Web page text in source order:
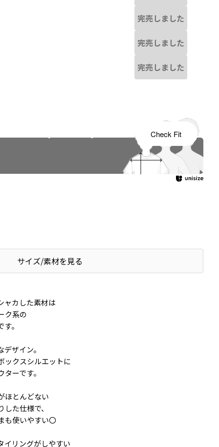
完売しました
完売しました
完売しました
サイズ/素材を見る
ャカした素材は
ク系の
。
ザイン。
ックスシルエットに
ーです。
ほとんどない
た仕様で、
も使いやすい〇
イリングがしやすい
Check Fit